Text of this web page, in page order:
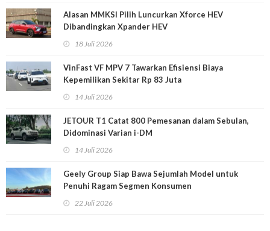
Alasan MMKSI Pilih Luncurkan Xforce HEV
Dibandingkan Xpander HEV
18 Juli 2026
VinFast VF MPV 7 Tawarkan Efisiensi Biaya
Kepemilikan Sekitar Rp 83 Juta
14 Juli 2026
JETOUR T1 Catat 800 Pemesanan dalam Sebulan,
Didominasi Varian i-DM
14 Juli 2026
Geely Group Siap Bawa Sejumlah Model untuk
Penuhi Ragam Segmen Konsumen
22 Juli 2026